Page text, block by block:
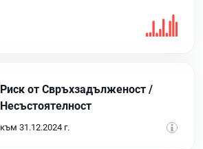
Риск от Свръхзадълженост /
Несъстоятелност
към 31.12.2024 г.